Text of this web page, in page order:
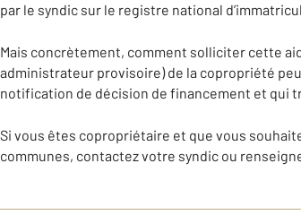
par le syndic sur le registre national
Mais concrètement, comment solliciter cette
administrateur provisoire) de la copropriété
notification de décision de financement et qui
Si vous êtes copropriétaire et que vous
communes, contactez votre syndic ou